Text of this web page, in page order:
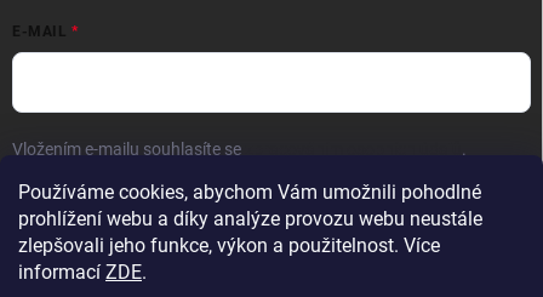
Používáme cookies, abychom Vám umožnili pohodlné
prohlížení webu a díky analýze provozu webu neustále
zlepšovali jeho funkce, výkon a použitelnost. Více
informací ZDE.
E-MAIL
Vložením e-mailu souhlasíte se .
Přihlásit se